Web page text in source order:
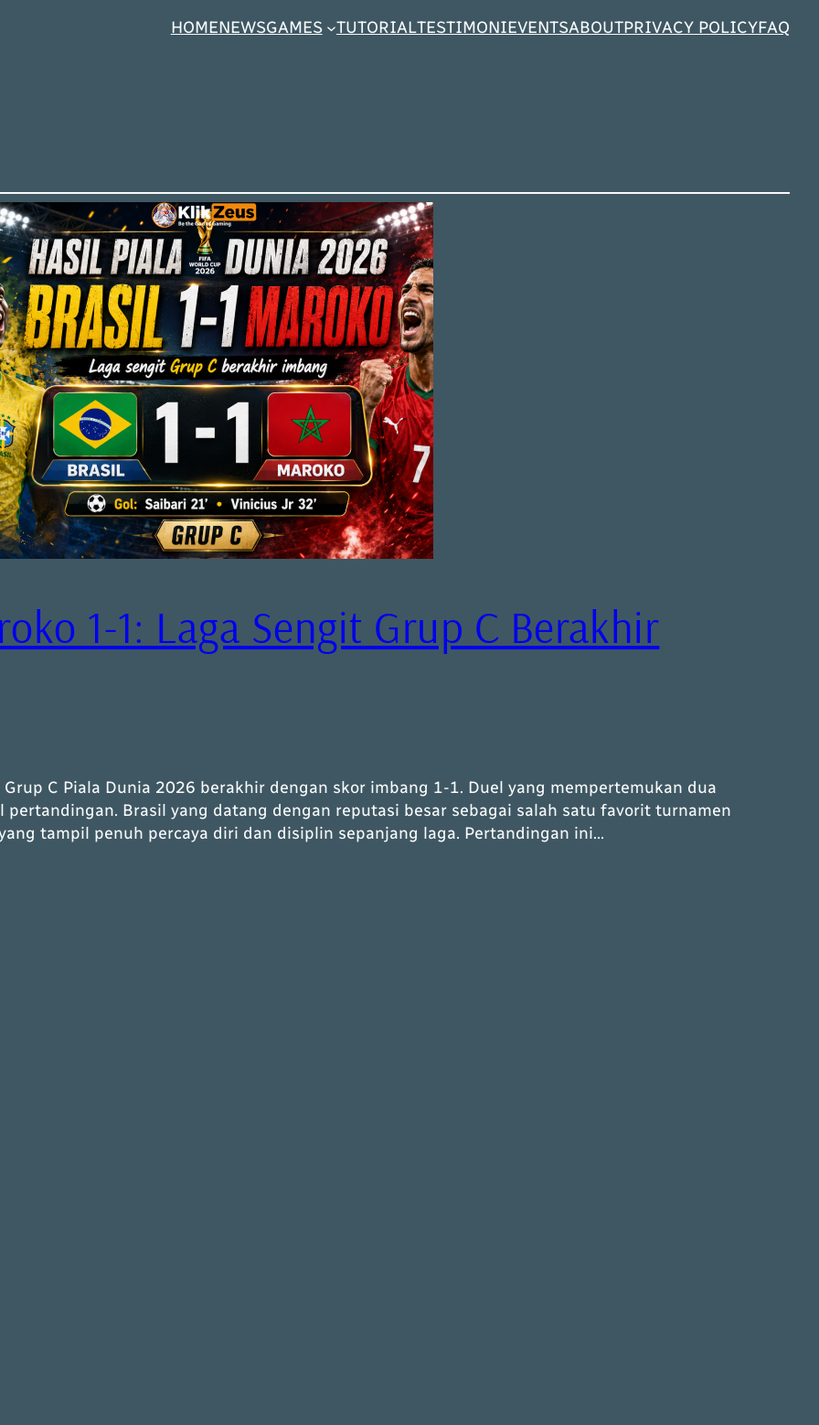
HOMENEWSGAMES TUTORIALTESTIMONIEVENTSABOUTPRIVACY POLICYFAQ
1-1: Laga Sengit Grup C Berakhir
C Piala Dunia 2026 berakhir dengan skor imbang 1-1. Duel yang mempertemukan dua
Brasil yang datang dengan reputasi besar sebagai salah satu favorit turnamen
tampil penuh percaya diri dan disiplin sepanjang laga. Pertandingan ini…